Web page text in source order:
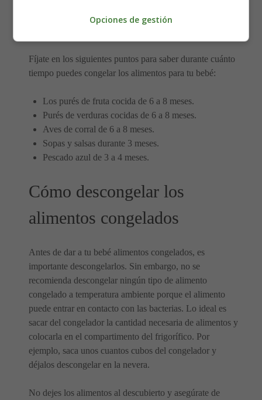
en el congelador?
Fíjate en los siguientes puntos para saber durante cuánto
tiempo puedes congelar los alimentos para tu bebé:
Los purés de fruta cocida de 6 a 8 meses.
Purés de verduras cocidas de 6 a 8 meses.
Aves de corral de 6 a 8 meses.
Sopas y salsas durante 3 meses.
Pescado azul de 3 a 4 meses.
Cómo descongelar los
alimentos congelados
Antes de dar a tu bebé alimentos congelados, es
importante descongelarlos. Sin embargo, no se
recomienda descongelar ningún tipo de alimento
congelado a temperatura ambiente porque el alimento
puede entrar en contacto con las bacterias. Lo ideal es
sacar del congelador la cantidad necesaria de alimentos y
colocarla en el compartimento del frigorífico. Por
ejemplo, saca unos cuantos cubos del congelador y
déjalos descongelar en la nevera.
No dejes los alimentos al descubierto y asegúrate de
Opciones de gestión